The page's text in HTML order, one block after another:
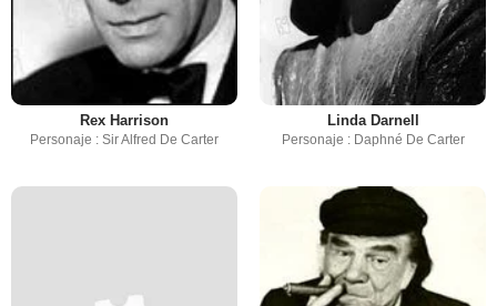
Rex Harrison
Personaje : Sir Alfred De Carter
Linda Darnell
Personaje : Daphné De Carter